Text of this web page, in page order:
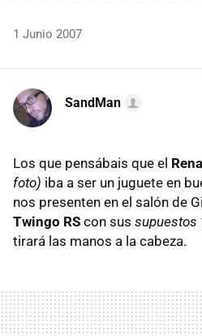
1 Junio 2007
SandMan
Los que pensábais que el
foto) iba a ser un juguete en
nos presenten en el salón de
Twingo RS con sus supuestos
tirará las manos a la cabeza.